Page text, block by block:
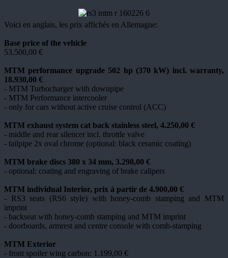
Voici en anglais, les prix affichés en Allemagne:
Base price of the vehicle
53.500,00 €
MTM performance upgrade 502 hp (370 kW) incl. warranty,
18.930,00 €
- MTM Turbocharger with downpipe
- MTM Performance intercooler
- only for cars without active cruise control (ACC)
MTM exhaust system cat back stainless steel, 4.250,00 €
- middle and rear silencer incl. throttle valve
- tailpipe 2x oval chrome (optional: black ceramic coating)
MTM brake discs 380 x 34 mm, 3.298,00 €
- optional: coating and engraving of brake calipers
MTM individual Interior, prix à partir de 4.900,00 €
- RS3 seats (RS6 style) with honey-comb stamping and MTM
imprint
- backseat with honey-comb stamping and MTM imprint
- doorboards, armrest and centre console with comb-stamping
MTM Exterior
- front spoiler wing carbon: 1.199,00 €